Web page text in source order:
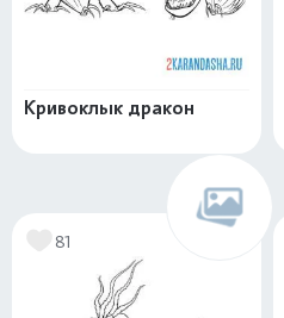
Кривоклык дракон
81